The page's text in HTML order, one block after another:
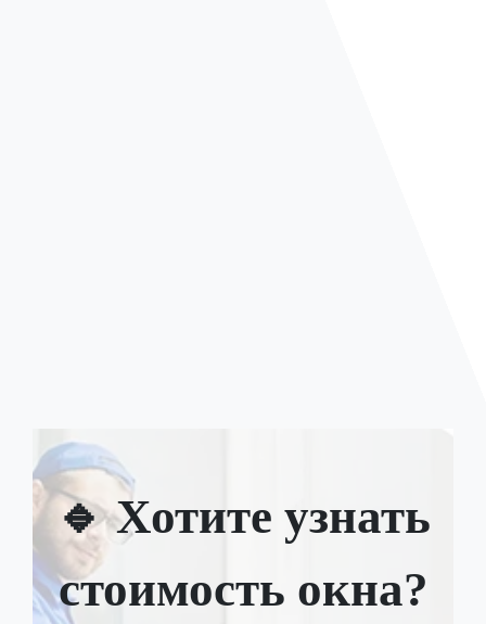
🔹 Хотите узнать
стоимость окна?